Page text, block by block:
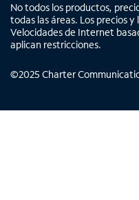
No todos los productos,
todas las áreas. Los precios
Velocidades de Internet
aplican restricciones.
©2025 Charter